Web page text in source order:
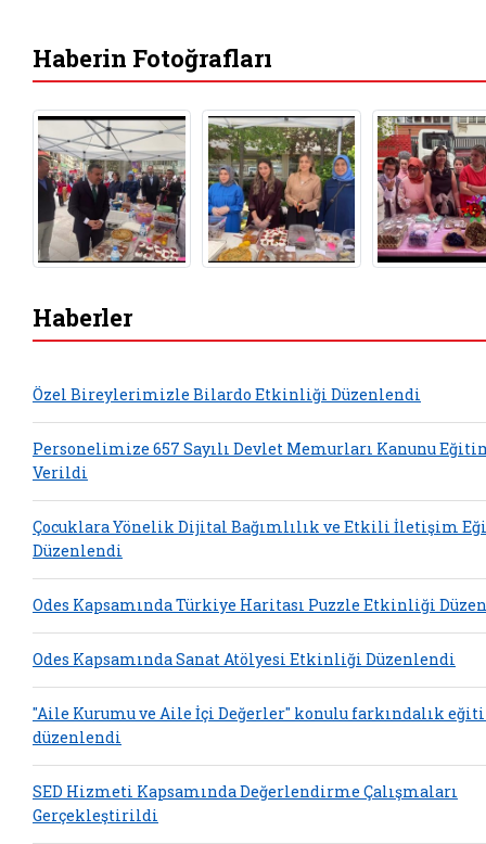
Haberin Fotoğrafları
Haberler
Özel Bireylerimizle Bilardo Etkinliği Düzenlendi
Personelimize 657 Sayılı Devlet Memurları Kanunu
Verildi
Çocuklara Yönelik Dijital Bağımlılık ve Etkili İletişim
Düzenlendi
Odes Kapsamında Türkiye Haritası Puzzle Etkinliği
Odes Kapsamında Sanat Atölyesi Etkinliği Düzenlendi
"Aile Kurumu ve Aile İçi Değerler" konulu farkındalık
düzenlendi
SED Hizmeti Kapsamında Değerlendirme Çalışmaları
Gerçekleştirildi